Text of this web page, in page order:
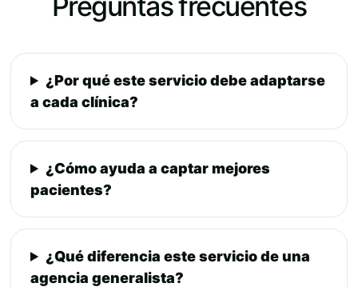
¿Por qué este servicio debe adaptarse
a cada clínica?
¿Cómo ayuda a captar mejores
pacientes?
¿Qué diferencia este servicio de una
agencia generalista?